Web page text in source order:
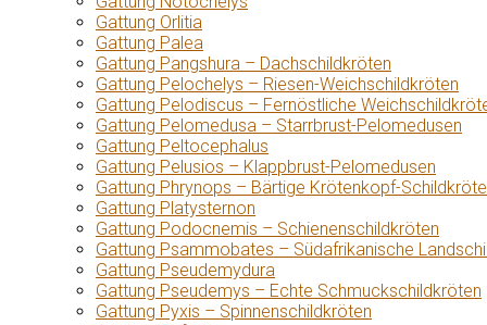
Gattung Orlitia
Gattung Palea
Gattung Pangshura – Dachschildkröten
Gattung Pelochelys – Riesen-Weichschildkröten
Gattung Pelodiscus – Fernöstliche
Gattung Pelomedusa – Starrbrust-Pelomedusen
Gattung Peltocephalus
Gattung Pelusios – Klappbrust-Pelomedusen
Gattung Phrynops – Bärtige Krötenkopf-
Gattung Platysternon
Gattung Podocnemis – Schienenschildkröten
Gattung Psammobates – Südafrikanische
Gattung Pseudemydura
Gattung Pseudemys – Echte Schmuckschildkröten
Gattung Pyxis – Spinnenschildkröten